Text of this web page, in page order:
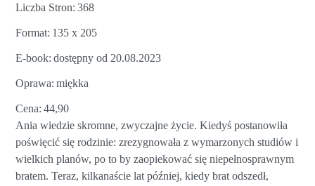
Liczba Stron 368
Format 135 x 205
E-book dostępny od 20.08.2023
Oprawa miękka
Cena 44,90
Ania wiedzie skromne, zwyczajne życie. Kiedyś postanowiła
poświęcić się rodzinie: zrezygnowała z wymarzonych studiów i
wielkich planów, po to by zaopiekować się niepełnosprawnym
bratem. Teraz, kilkanaście lat później, kiedy brat odszedł,